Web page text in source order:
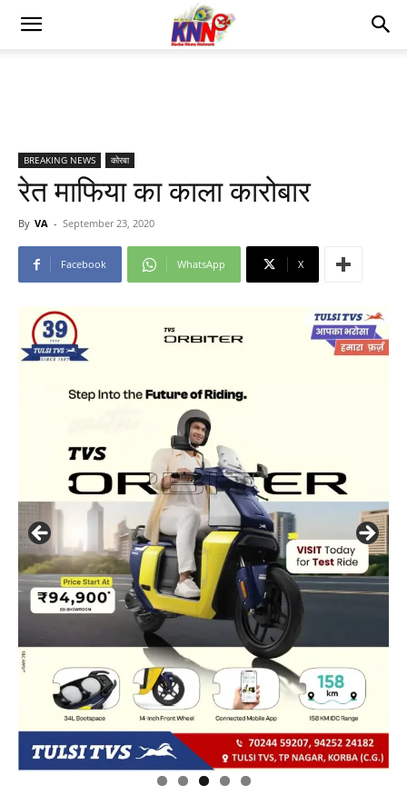
BREAKING NEWS कोरबा
रेत माफिया का काला कारोबार
By VA - September 23, 2020
Facebook WhatsApp X